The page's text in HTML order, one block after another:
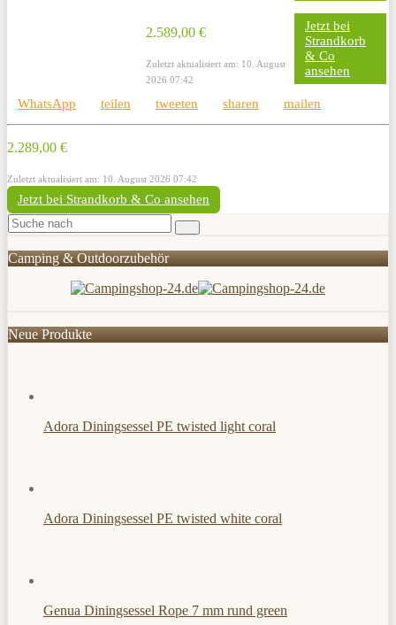
2.589,00 €
Zuletzt aktualisiert am: 10. August
2026 07:42
Jetzt bei
Strandkorb
& Co
ansehen
WhatsApp teilen tweeten sharen mailen
2.289,00 €
Zuletzt aktualisiert am: 10. August 2026 07:42
Jetzt bei Strandkorb & Co ansehen
Camping & Outdoorzubehör
Neue Produkte
Adora Diningsessel PE twisted light coral
Adora Diningsessel PE twisted white coral
Genua Diningsessel Rope 7 mm rund green